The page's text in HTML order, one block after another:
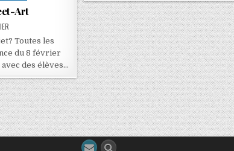
Art
Toutes les
du 8 février
des élèves…